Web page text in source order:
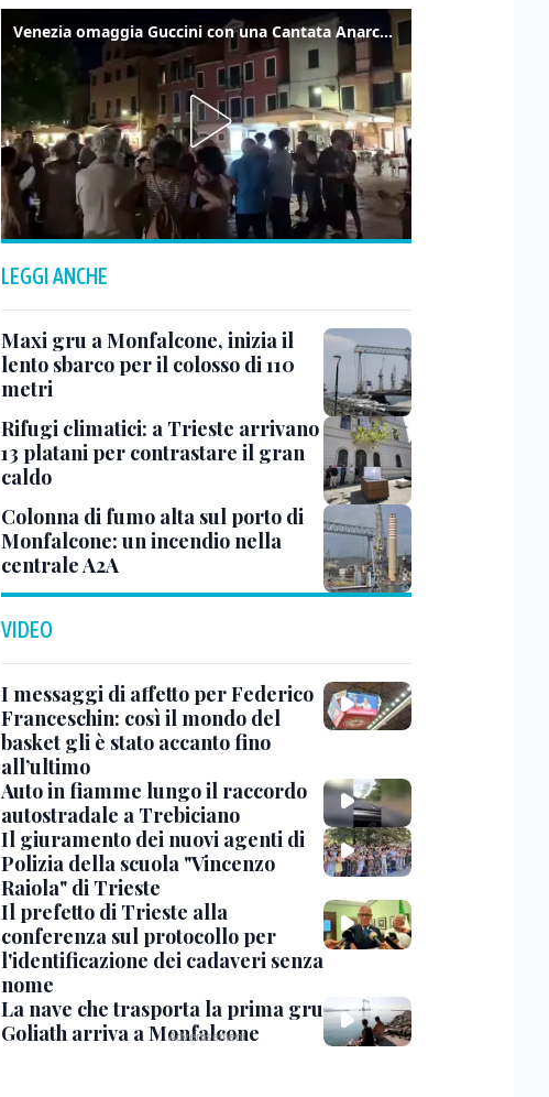
Venezia omaggia Guccini con una Cantata Anarchica in campo Santa Margherita
LEGGI ANCHE
Maxi gru a Monfalcone, inizia il
lento sbarco per il colosso di 110
metri
Rifugi climatici: a Trieste arrivano
13 platani per contrastare il gran
caldo
Colonna di fumo alta sul porto di
Monfalcone: un incendio nella
centrale A2A
VIDEO
I messaggi di affetto per Federico
Franceschin: così il mondo del
basket gli è stato accanto fino
all’ultimo
Auto in fiamme lungo il raccordo
autostradale a Trebiciano
Il giuramento dei nuovi agenti di
Polizia della scuola "Vincenzo
Raiola" di Trieste
Il prefetto di Trieste alla
conferenza sul protocollo per
l'identificazione dei cadaveri senza
nome
La nave che trasporta la prima gru
Goliath arriva a Monfalcone